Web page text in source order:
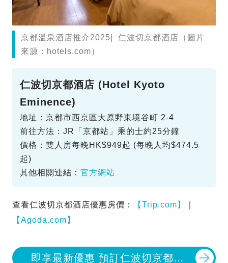
京都溫泉酒店推介2025| 仁波切京都酒店（圖片
來源：hotels.com）
仁波切京都酒店 (Hotel Kyoto
Eminence)
地址：京都市西京區大原野東境谷町 2-4
前往方法：JR「京都站」乘的士約25分鐘
價格：雙人房每晚HK$949起 (每晚人均$474.5
起)
其他相關連結： 官方網站
查看仁波切京都酒店優惠房價： 【Trip.com】
【Agoda.com】
即享最新優惠 預訂仁波切京都酒